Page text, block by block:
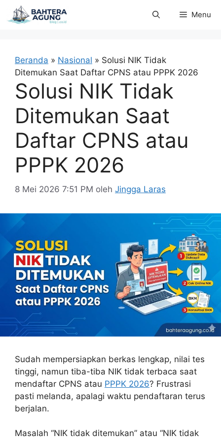
Langsung
ke
Menu
Beranda » Nasional » Solusi NIK Tidak
Ditemukan Saat Daftar CPNS atau PPPK 2026
Solusi NIK Tidak
Ditemukan Saat
Daftar CPNS atau
PPPK 2026
8 Mei 2026 7:51 PM oleh Jingga Laras
Sudah mempersiapkan berkas lengkap, nilai tes
tinggi, namun tiba-tiba NIK tidak terbaca saat
mendaftar CPNS atau PPPK 2026? Frustrasi
pasti melanda, apalagi waktu pendaftaran terus
berjalan.
Masalah “NIK tidak ditemukan” atau “NIK tidak